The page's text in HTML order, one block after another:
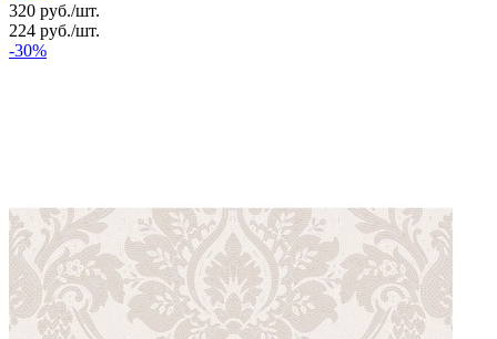
320 руб./шт.
224 руб./шт.
-30%